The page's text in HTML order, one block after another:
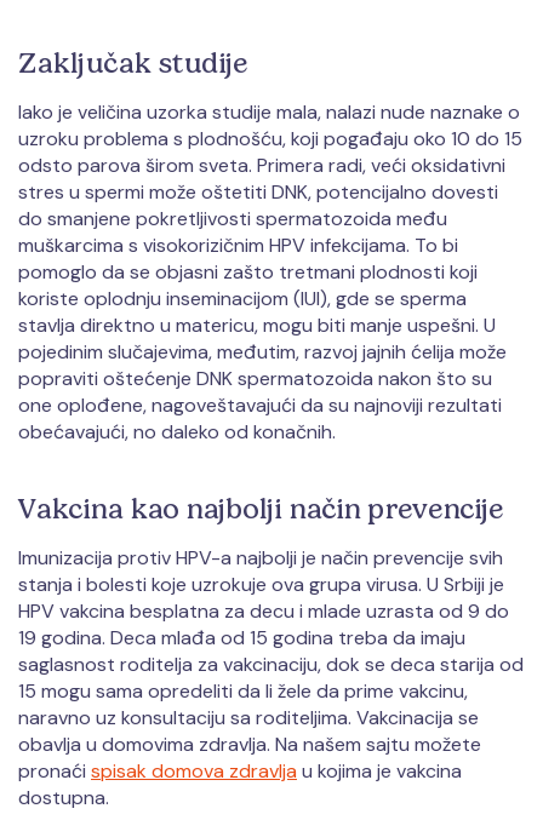
Zaključak studije
Iako je veličina uzorka studije mala, nalazi nude naznake o
uzroku problema s plodnošću, koji pogađaju oko 10 do 15
odsto parova širom sveta. Primera radi, veći oksidativni
stres u spermi može oštetiti DNK, potencijalno dovesti
do smanjene pokretljivosti spermatozoida među
muškarcima s visokorizičnim HPV infekcijama. To bi
pomoglo da se objasni zašto tretmani plodnosti koji
koriste oplodnju inseminacijom (IUI), gde se sperma
stavlja direktno u matericu, mogu biti manje uspešni. U
pojedinim slučajevima, međutim, razvoj jajnih ćelija može
popraviti oštećenje DNK spermatozoida nakon što su
one oplođene, nagoveštavajući da su najnoviji rezultati
obećavajući, no daleko od konačnih.
Vakcina kao najbolji način prevencije
Imunizacija protiv HPV-a najbolji je način prevencije svih
stanja i bolesti koje uzrokuje ova grupa virusa. U Srbiji je
HPV vakcina besplatna za decu i mlade uzrasta od 9 do
19 godina. Deca mlađa od 15 godina treba da imaju
saglasnost roditelja za vakcinaciju, dok se deca starija od
15 mogu sama opredeliti da li žele da prime vakcinu,
naravno uz konsultaciju sa roditeljima. Vakcinacija se
obavlja u domovima zdravlja. Na našem sajtu možete
pronaći spisak domova zdravlja u kojima je vakcina
dostupna.